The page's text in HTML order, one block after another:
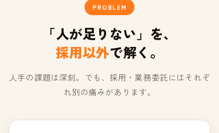
PROBLEM
「人が足りない」を、
採用以外で解く。
人手の課題は深刻。でも、採用・業務委託にはそれぞ
れ別の痛みがあります。